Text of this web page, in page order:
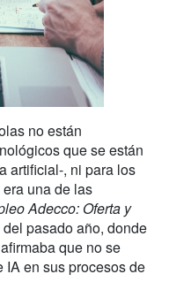
no están
que se están
artificial-, ni para los
una de las
Adecco: Oferta y
del pasado año, donde
que no se
IA en sus procesos de